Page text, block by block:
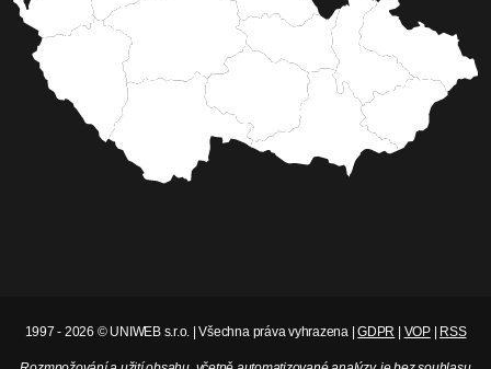
1997 - 2026 © UNIWEB s.r.o. | Všechna práva vyhrazena |GDPR | VOP| RSS